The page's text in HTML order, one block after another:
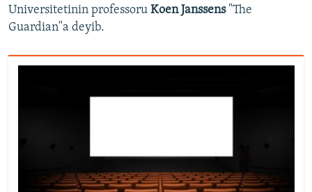
Universitetinin professoru Koen Janssens"The
Guardian"a deyib.